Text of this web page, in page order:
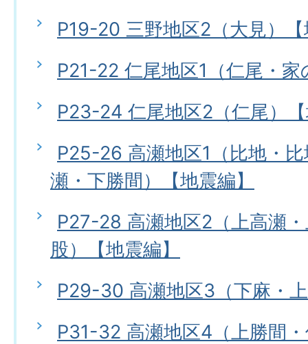
P19-20 三野地区2（大見）
P21-22 仁尾地区1（仁尾・
P23-24 仁尾地区2（仁尾）
P25-26 高瀬地区1（比地・
瀬・下勝間）【地震編】
P27-28 高瀬地区2（上高瀬
股）【地震編】
P29-30 高瀬地区3（下麻・
P31-32 高瀬地区4（上勝間